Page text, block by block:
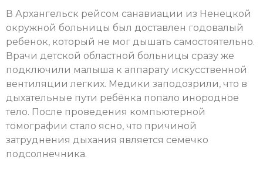
В Архангельск рейсом санавиации из Ненецкой
окружной больницы был доставлен годовалый
ребенок, который не мог дышать самостоятельно.
Врачи детской областной больницы сразу же
подключили малыша к аппарату искусственной
вентиляции легких. Медики заподозрили, что в
дыхательные пути ребёнка попало инородное
тело. После проведения компьютерной
томографии стало ясно, что причиной
затруднения дыхания является семечко
подсолнечника.